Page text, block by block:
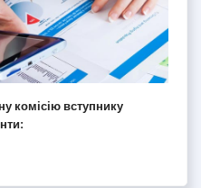
комісію вступнику